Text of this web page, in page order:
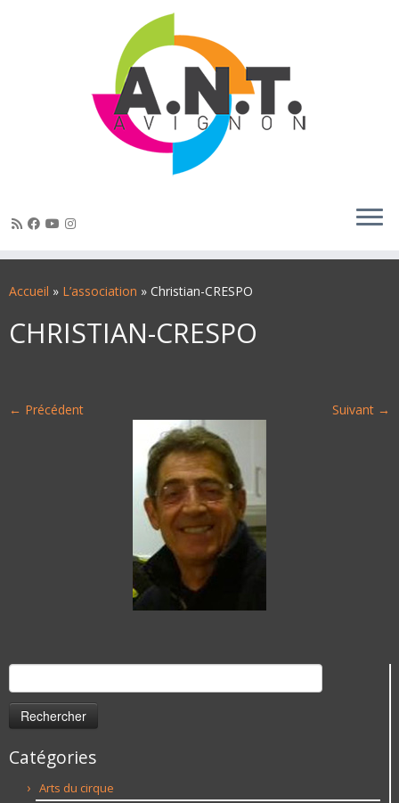
auAccueil » L’association » Christian-CRESPO
CHRISTIAN-CRESPO
← Précédent Suivant →
Rechercher :
Catégories
Arts du cirque